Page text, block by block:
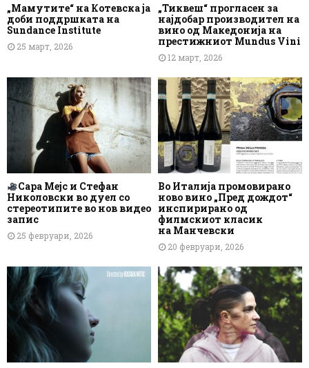
„Мамутите“ на Котевска ја
доби поддршката на
Sundance Institute
25 март, 2026
„Тиквеш“ прогласен за
најдобар производител на
вино од Македонија на
престижниот Mundus Vini
12 март, 2026
Сара Мејс и Стефан
Николовски во дуел со
стереотипите во нов видео
запис
25 февруари, 2026
Во Италија промовирано
ново вино „Пред дождот“
инспирирано од
филмскиот класик
на Манчевски
20 февруари, 2026